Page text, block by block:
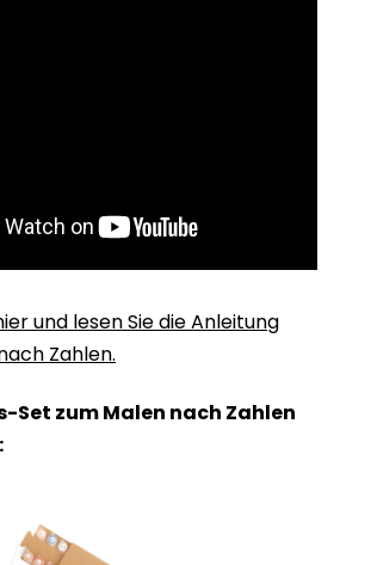
und lesen Sie die Anleitung
Zahlen.
Set zum Malen nach Zahlen